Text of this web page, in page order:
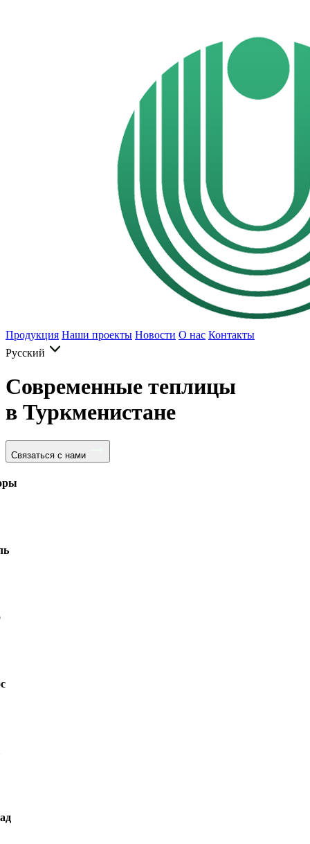
Продукция Наши проекты Новости О нас Контакты
Русский
Современные теплицы
в Туркменистане
Связаться с нами